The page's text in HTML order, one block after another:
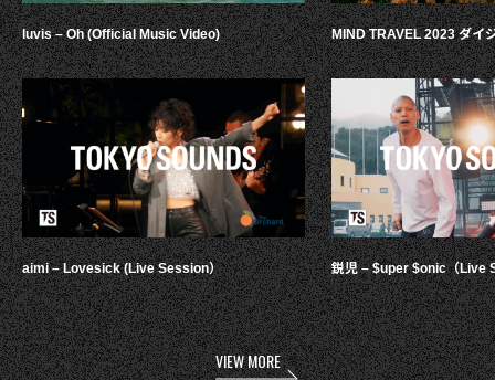
luvis – Oh (Official Music Video)
aimi – Lovesick (Live Session）
MIND TRAVEL 2023 ダイ
鋭児 – $uper $onic（Live
VIEW MORE